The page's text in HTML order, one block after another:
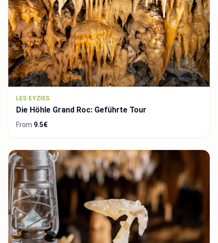
LES EYZIES
Die Höhle Grand Roc: Geführte Tour
From 9.5€